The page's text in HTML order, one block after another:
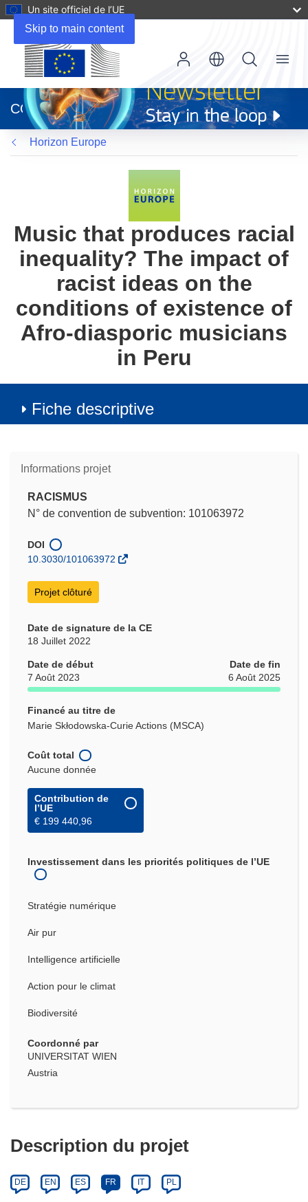
Skip to main content
Un site officiel de l’UE
dans
une
nouvelle
fenêtre)
CORDIS
Menu
Horizon Europe
Music that produces racial
inequality? The impact of
racist ideas on the
conditions of existence of
Afro-diasporic musicians
in Peru
Fiche descriptive
Informations projet
RACISMUS
N° de convention de subvention: 101063972
DOI
10.3030/101063972
Projet clôturé
Date de signature de la CE
18 Juillet 2022
Date de début
7 Août 2023
Date de fin
6 Août 2025
Financé au titre de
Marie Skłodowska-Curie Actions (MSCA)
Coût total
Aucune donnée
Contribution de
l’UE
€ 199 440,96
Investissement dans les priorités politiques de l’UE
Stratégie numérique
Air pur
Intelligence artificielle
Action pour le climat
Biodiversité
Coordonné par
UNIVERSITAT WIEN
Austria
Description du projet
DE EN ES FR IT PL